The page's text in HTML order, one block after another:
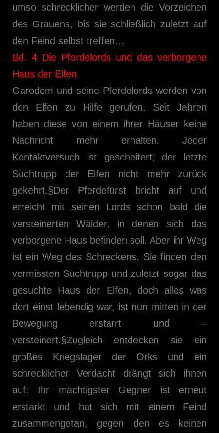
umso schrecklicher werden die Vorzeichen
des Grauens, bis sie schließlich zuletzt auf
den Feind selbst treffen…
Bd. 4 Die Pferdelords und das verborgene
Haus der Elfen
Garodem und seine Pferdelords werden von
den Elfen zu Hilfe gerufen. Seit Jahren
haben diese von einem ihrer Häuser keine
Nachricht mehr erhalten. Jeder
Kontaktversuch ist gescheitert; der letzte
Suchtrupp der Elfen nicht mehr zurück
gekehrt.§Der Pferdefürst bricht auf und
erreicht mit seinen Lords schon bald die
versteinerten Wälder, in denen sich das
verborgene Haus befinden soll. Aber ihr Weg
ist ein Weg des Schreckens. Sie finden den
vermissten Suchtrupp und zuletzt sogar das
gesuchte Haus der Elfen, doch alles was
dort einst lebendig war, ist nun mitten in der
Bewegung erstarrt und –
versteinert.§Zugleich entdecken sie ein
großes Kriegslager der Orks und ein
schrecklicher Verdacht drängt sich ihnen
auf: Ihr mächtigster Gegner ist erneut
erstarkt und hat sich mit einem Feind
zusammengetan, gegen den es keinen